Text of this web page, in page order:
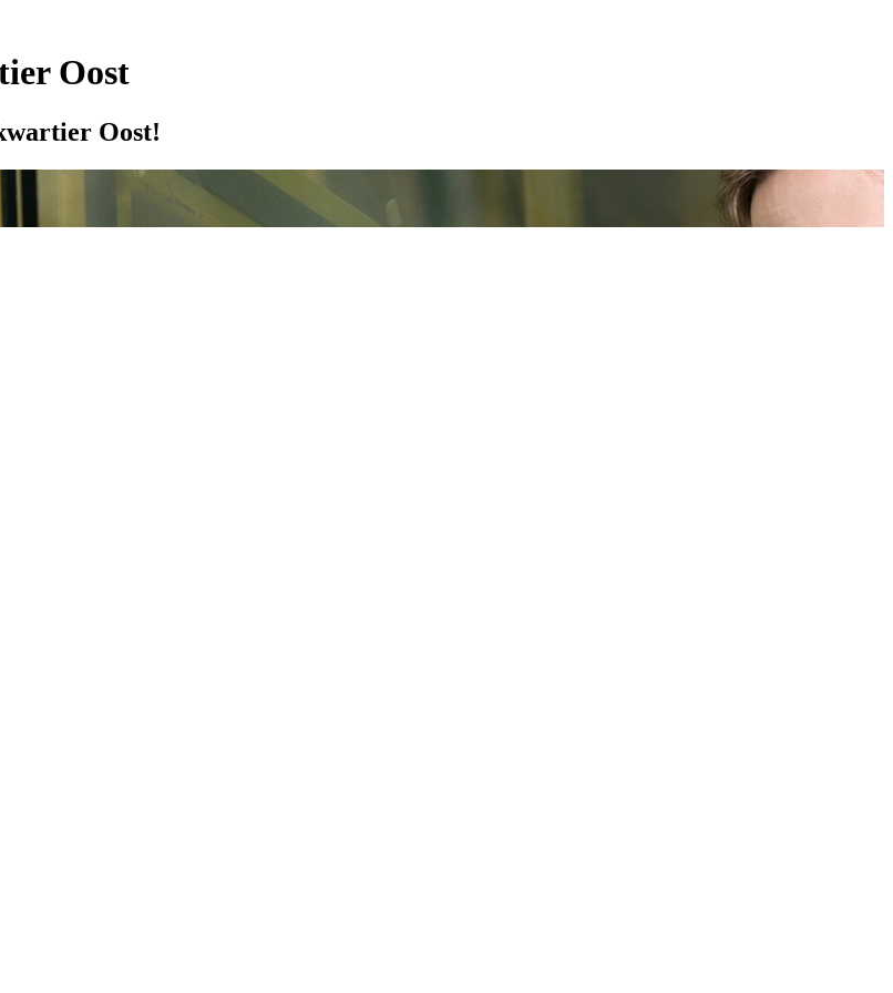
Oost
Oost!